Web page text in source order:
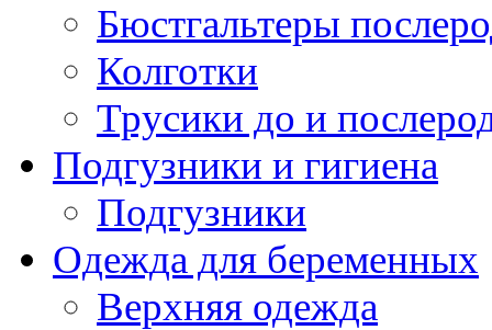
Бюстгальтеры
Колготки
Трусики до и
Подгузники и гигиена
Подгузники
Одежда для беременных
Верхняя одежда